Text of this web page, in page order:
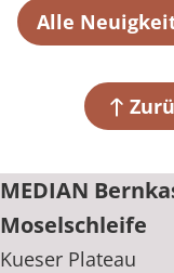
Alle
MEDIAN
Moselschleife
Kueser Plateau